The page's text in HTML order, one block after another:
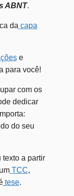
ABNT.
da capa
e
para você!
com os
dedicar
do seu
texto a partir
TCC,
tese.